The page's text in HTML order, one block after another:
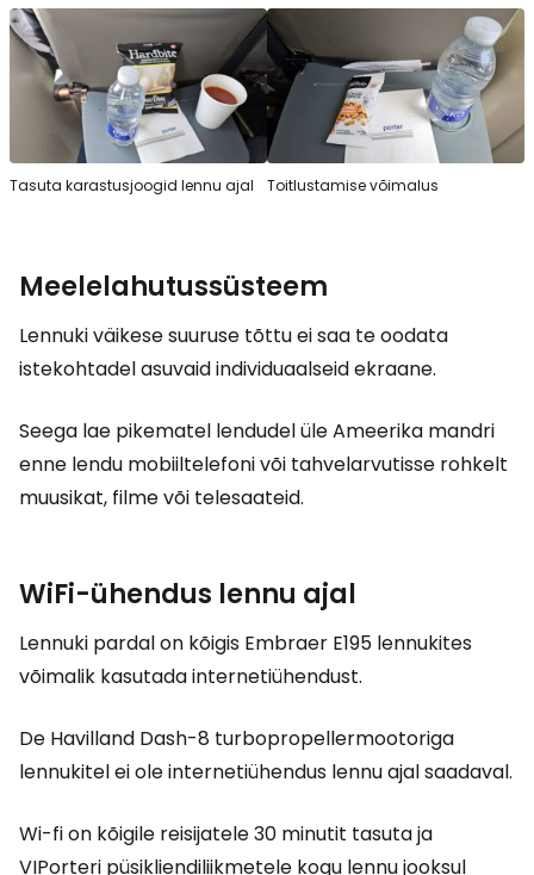
Tasuta karastusjoogid lennu ajal Toitlustamise võimalus
Meelelahutussüsteem
Lennuki väikese suuruse tõttu ei saa te oodata
istekohtadel asuvaid individuaalseid ekraane.
Seega lae pikematel lendudel üle Ameerika mandri
enne lendu mobiiltelefoni või tahvelarvutisse rohkelt
muusikat, filme või telesaateid.
WiFi-ühendus lennu ajal
Lennuki pardal on kõigis Embraer E195 lennukites
võimalik kasutada internetiühendust.
De Havilland Dash-8 turbopropellermootoriga
lennukitel ei ole internetiühendus lennu ajal saadaval.
Wi-fi on kõigile reisijatele 30 minutit tasuta ja
VIPorteri püsikliendiliikmetele kogu lennu jooksul